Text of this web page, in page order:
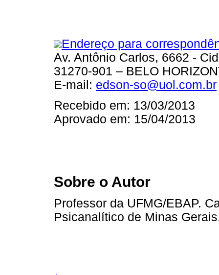
Endereço para
Av. Antônio Carlos, 6662 -
31270-901 – BELO
E-mail: edson-so@uol.com.br
Recebido em: 13/03/2013
Aprovado em: 15/04/2013
Sobre o Autor
Professor da UFMG/EBAP.
Psicanalítico de Minas